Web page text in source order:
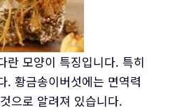
란 모양이 특징입니다. 특히
. 황금송이버섯에는 면역력
으로 알려져 있습니다.